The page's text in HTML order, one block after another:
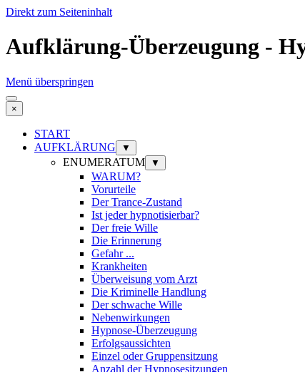
Direkt zum Seiteninhalt
Aufklärung-Überzeugung -
Menü überspringen
×
START
AUFKLÄRUNG
▼
ENUMERATUM ▼
WARUM?
Vorurteile
Der Trance-Zustand
Ist jeder hypnotisierbar?
Der freie Wille
Die Erinnerung
Gefahr ...
Krankheiten
Überweisung vom Arzt
Die Kriminelle Handlung
Der schwache Wille
Nebenwirkungen
Hypnose-Überzeugung
Erfolgsaussichten
Einzel oder Gruppensitzung
Anzahl der Hypnosesitzungen